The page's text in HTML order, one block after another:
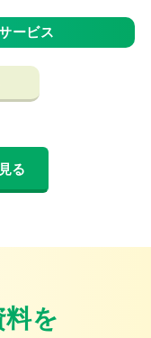
ービス
る
料を